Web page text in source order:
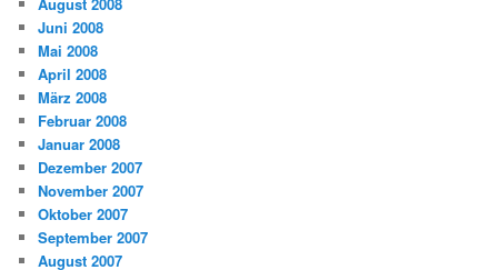
August 2008
Juni 2008
Mai 2008
April 2008
März 2008
Februar 2008
Januar 2008
Dezember 2007
November 2007
Oktober 2007
September 2007
August 2007